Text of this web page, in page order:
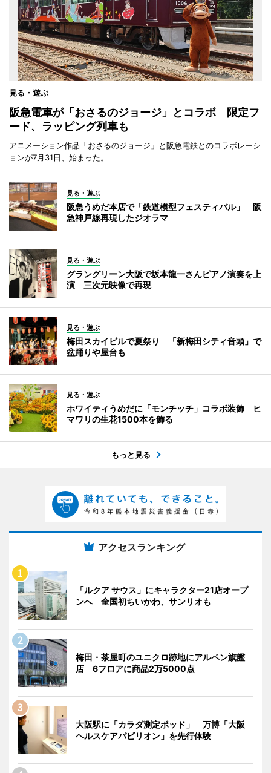
見る・遊ぶ
阪急電車が「おさるのジョージ」とコラボ 限定フ
ード、ラッピング列車も
アニメーション作品「おさるのジョージ」と阪急電鉄とのコラボレーシ
ョンが7月31日、始まった。
見る・遊ぶ
阪急うめだ本店で「鉄道模型フェスティバル」 阪
急神戸線再現したジオラマ
見る・遊ぶ
グラングリーン大阪で坂本龍一さんピアノ演奏を上
演 三次元映像で再現
見る・遊ぶ
梅田スカイビルで夏祭り 「新梅田シティ音頭」で
盆踊りや屋台も
見る・遊ぶ
ホワイティうめだに「モンチッチ」コラボ装飾 ヒ
マワリの生花1500本を飾る
もっと見る
アクセスランキング
「ルクア サウス」にキャラクター21店オープ
ンへ 全国初ちいかわ、サンリオも
梅田・茶屋町のユニクロ跡地にアルペン旗艦
店 6フロアに商品2万5000点
大阪駅に「カラダ測定ポッド」 万博「大阪
ヘルスケアパビリオン」を先行体験